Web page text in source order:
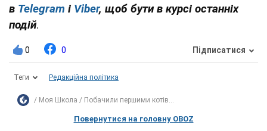
в Telegram і Viber, щоб бути в курсі останніх
подій.
0 0 Підписатися
Теги Редакційна політика
Моя Школа Побачили першими котів...
Повернутися на головну OBOZ